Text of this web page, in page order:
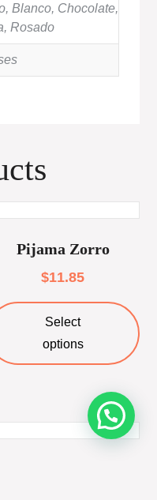
Blanco, Chocolate,
Rosado
Pijama Zorro
$11.85
Select
options